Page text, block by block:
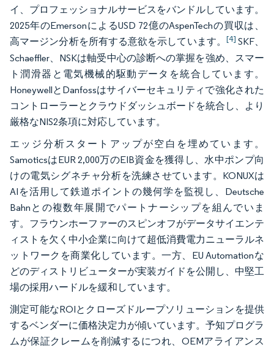
イ、プロフェッショナルサービスをバンドルしています。
2025年のEmersonによるUSD 72億のAspenTechの買収は、
高マージン分析を所有する意欲を示しています。 [4] SKF、
Schaeffler、NSKは軸受中心の診断への掌握を強め、スマー
ト潤滑器と電気機械的駆動データを統合しています。
HoneywellとDanfossはサイバーセキュリティで強化された
コントローラーとクラウドダッシュボードを統合し、より
厳格なNIS2条項に対応しています。
エッジ分析スタートアップが空白を埋めています。
SamoticsはEUR 2,000万のEIB資金を獲得し、水中ポンプ向
けの電気シグネチャ分析を洗練させています。KONUXは
AIを活用して鉄道ポイントの幾何学を監視し、Deutsche
Bahnとの複数年展開でパートナーシップを組んでいま
す。フラウンホーファーのスピンオフがデータサイエンテ
ィストを欠く中小企業に向けて超低消費電力ニューラルネ
ットワークを商業化しています。一方、EU Automationな
どのディストリビューターが実装ガイドを公開し、中堅工
場の採用ハードルを緩和しています。
測定可能なROIとクローズドループソリューションを提供
するベンダーに価格決定力が傾いています。予知プログラ
ムが保証クレームを削減するにつれ、OEMアライアンス